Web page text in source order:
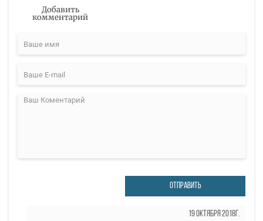
Добавить
комментарий
ОТПРАВИТЬ
19 Октября 2018г.